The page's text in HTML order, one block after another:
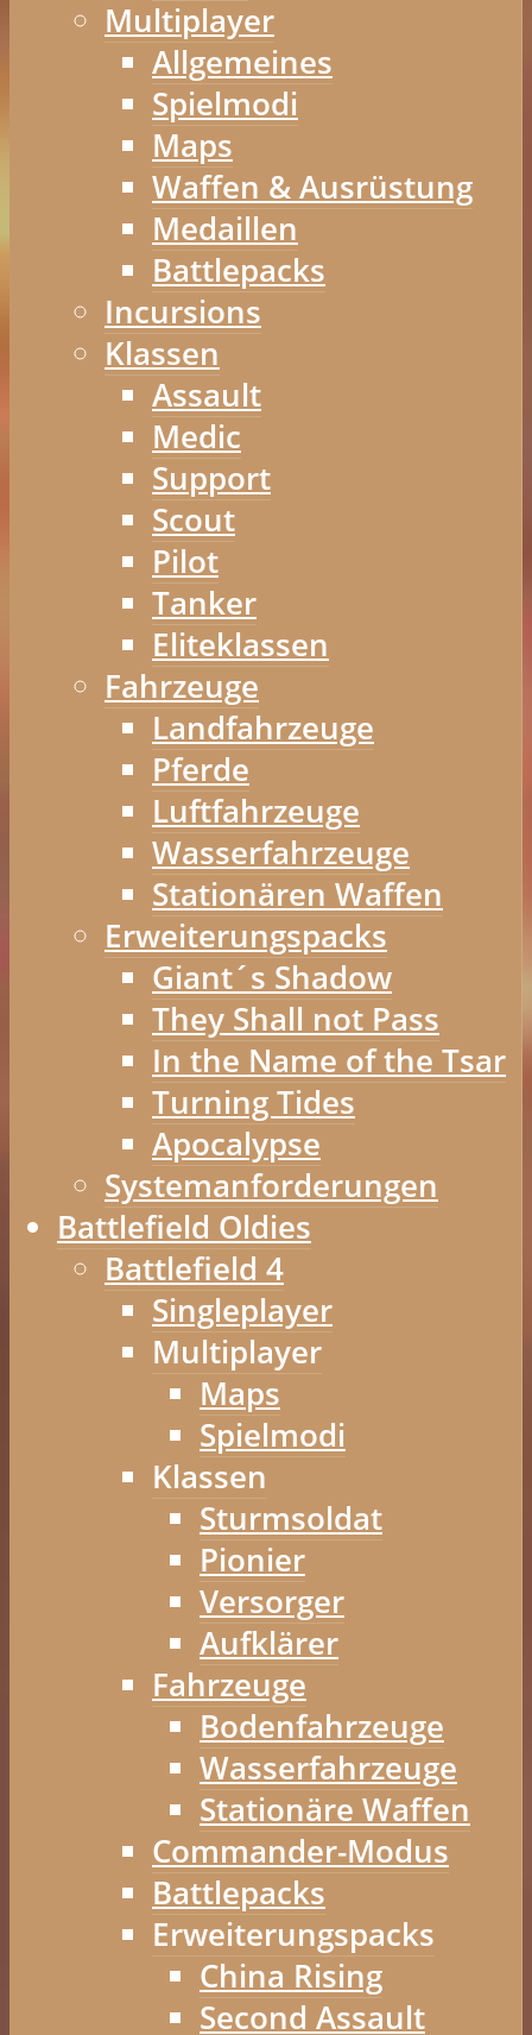
Multiplayer
Allgemeines
Spielmodi
Maps
Waffen & Ausrüstung
Medaillen
Battlepacks
Incursions
Klassen
Assault
Medic
Support
Scout
Pilot
Tanker
Eliteklassen
Fahrzeuge
Landfahrzeuge
Pferde
Luftfahrzeuge
Wasserfahrzeuge
Stationären Waffen
Erweiterungspacks
Giant´s Shadow
They Shall not Pass
In the Name of the Tsar
Turning Tides
Apocalypse
Systemanforderungen
Battlefield Oldies
Battlefield 4
Singleplayer
Multiplayer
Maps
Spielmodi
Klassen
Sturmsoldat
Pionier
Versorger
Aufklärer
Fahrzeuge
Bodenfahrzeuge
Wasserfahrzeuge
Stationäre Waffen
Commander-Modus
Battlepacks
Erweiterungspacks
China Rising
Second Assault